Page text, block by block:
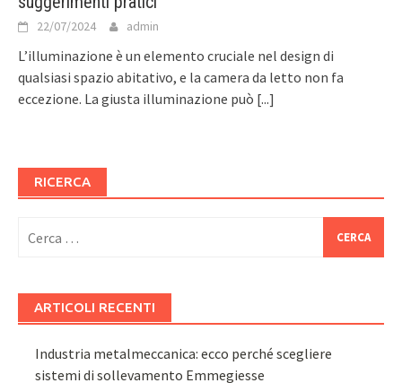
22/07/2024 admin
L’illuminazione è un elemento cruciale nel design di
qualsiasi spazio abitativo, e la camera da letto non fa
eccezione. La giusta illuminazione può [...]
RICERCA
per:
ARTICOLI RECENTI
Industria metalmeccanica: ecco perché scegliere
sistemi di sollevamento Emmegiesse